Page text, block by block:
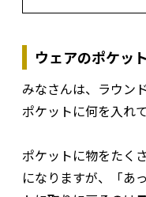
ウェアのポケッ
みなさんは、ラウン
ポケットに何を入れ
ポケットに物をたく
になりますが、「あ